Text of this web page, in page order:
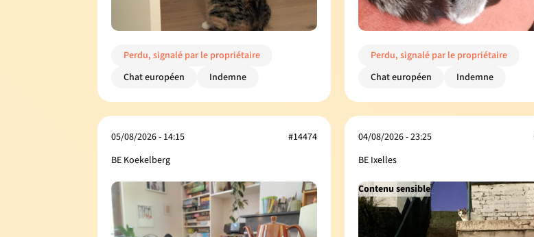
Perdu, signalé par le propriétaire
Chat européen
Indemne
Perdu, signalé par le propriétaire
Chat européen
Indemne
05/08/2026 - 14:15
BE Koekelberg
#14474
04/08/2026 - 23:25
BE Ixelles
Contenu sensible